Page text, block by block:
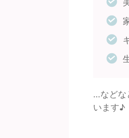
…などな
います♪